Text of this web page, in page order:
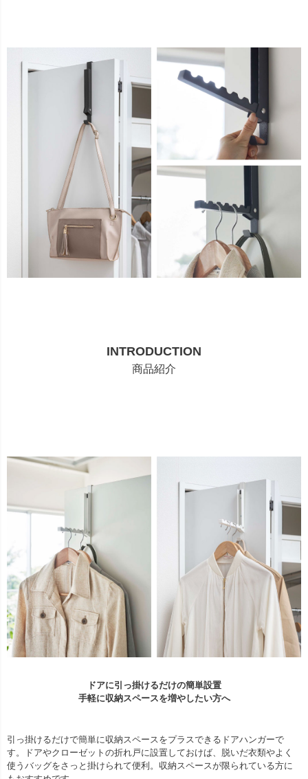
INTRODUCTION
商品紹介
ドアに引っ掛けるだけの簡単設置
手軽に収納スペースを増やしたい方へ
引っ掛けるだけで簡単に収納スペースをプラスできるドアハンガーで
す。ドアやクローゼットの折れ戸に設置しておけば、脱いだ衣類やよく
使うバッグをさっと掛けられて便利。収納スペースが限られている方に